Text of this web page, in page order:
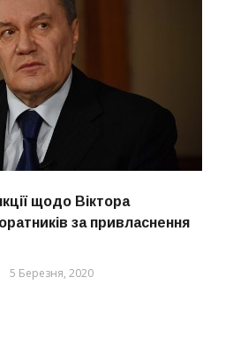
щодо Віктора
за привласнення
5 Березня, 2020